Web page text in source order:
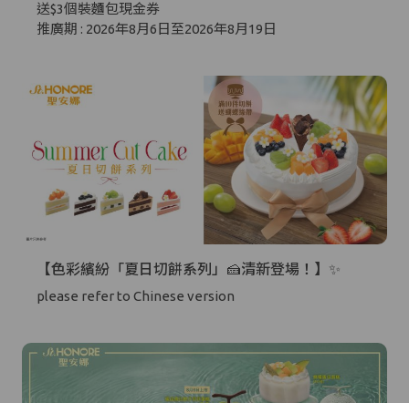
送$3個裝麵包現金券
推廣期 : 2026年8月6日至2026年8月19日
【色彩繽紛「夏日切餅系列」🍰清新登場！】✨
please refer to Chinese version